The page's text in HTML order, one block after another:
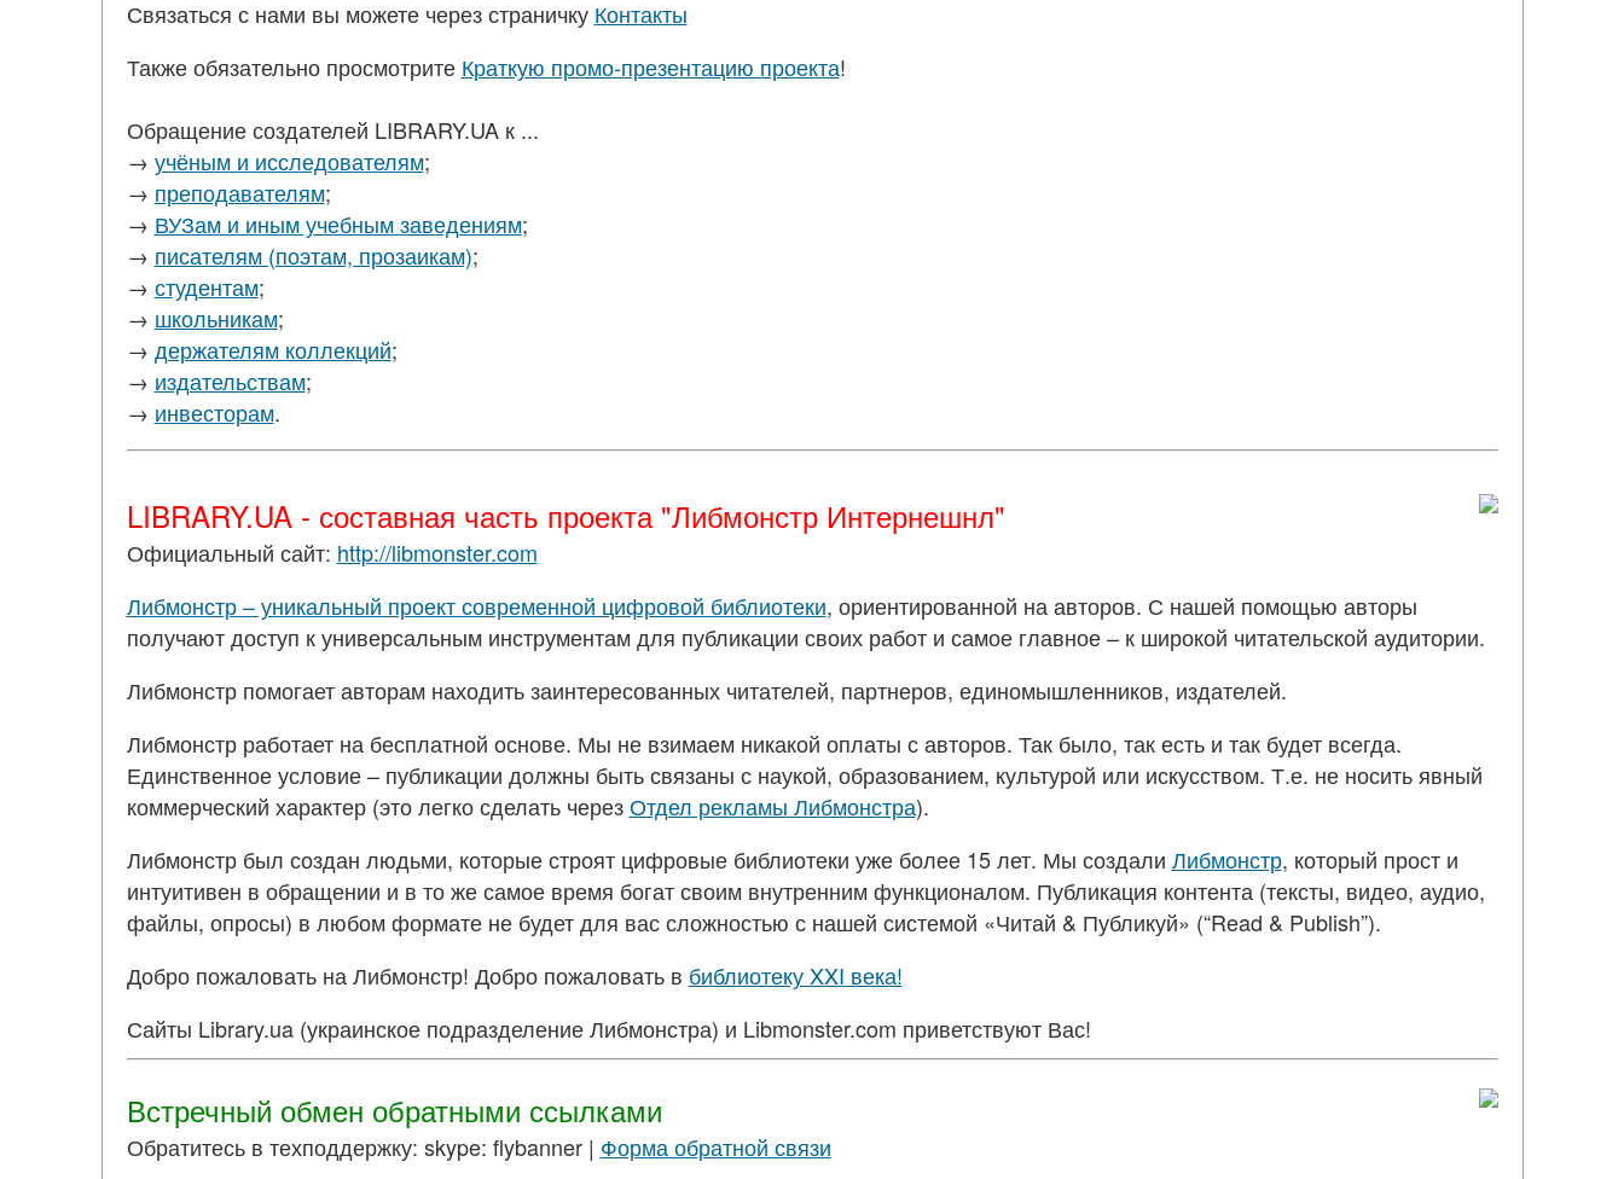
Связаться с нами вы можете через страничку Контакты
Также обязательно просмотрите Краткую промо-презентацию проекта!
Обращение создателей LIBRARY.UA к ...
→ учёным и исследователям;
→ преподавателям;
→ ВУЗам и иным учебным заведениям;
→ писателям (поэтам, прозаикам);
→ студентам;
→ школьникам;
→ держателям коллекций;
→ издательствам;
→ инвесторам.
LIBRARY.UA - составная часть проекта "Либмонстр Интернешнл"
Официальный сайт: http://libmonster.com
Либмонстр – уникальный проект современной цифровой библиотеки, ориентированной на авторов. С нашей помощью авторы
получают доступ к универсальным инструментам для публикации своих работ и самое главное – к широкой читательской аудитории.
Либмонстр помогает авторам находить заинтересованных читателей, партнеров, единомышленников, издателей.
Либмонстр работает на бесплатной основе. Мы не взимаем никакой оплаты с авторов. Так было, так есть и так будет всегда.
Единственное условие – публикации должны быть связаны с наукой, образованием, культурой или искусством. Т.е. не носить явный
коммерческий характер (это легко сделать черезОтдел рекламы Либмонстра).
Либмонстр был создан людьми, которые строят цифровые библиотеки уже более 15 лет. Мы создали Либмонстр, который прост и
интуитивен в обращении и в то же самое время богат своим внутренним функционалом. Публикация контента (тексты, видео, аудио,
файлы, опросы) в любом формате не будет для вас сложностью с нашей системой «Читай & Публикуй» (“Read & Publish”).
Добро пожаловать на Либмонстр! Добро пожаловать в библиотеку XXI века!
Сайты Library.ua (украинское подразделение Либмонстра) и Libmonster.com приветствуют Вас!
Встречный обмен обратными ссылками
Обратитесь в техподдержку: skype: flybanner | Форма обратной связи